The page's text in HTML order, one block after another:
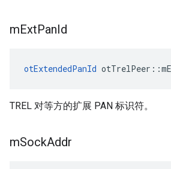
mExtPanId
otExtendedPanId otTrelPeer ::
TREL 对等方的扩展 PAN 标识符。
mSockAddr